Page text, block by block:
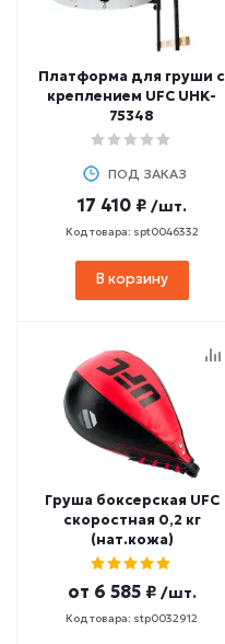
Платформа для груши с
креплением UFC UHK-
75348
ПОД ЗАКАЗ
17 410 ₽ /шт.
Код товара: spt0046332
В корзину
Груша боксерская UFC
скоростная 0,2 кг
(нат.кожа)
от 6 585 ₽ /шт.
Код товара: stp0032912